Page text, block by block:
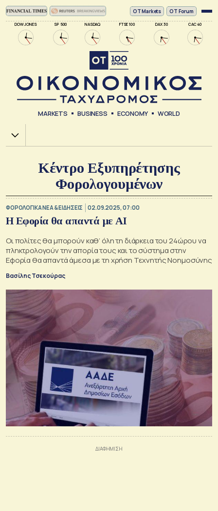
DOW JONES SP 500 NASDAQ FTSE 100 DAX 30 CAC 40
ΟΤ Markets OT Forum
MARKETS BUSINESS ECONOMY WORLD
Χ.Α.
Κέντρο Εξυπηρέτησης
Φορολογουμένων
ΦΟΡΟΛΟΓΙΚΑ ΝΕΑ & EΙΔΗΣΕΙΣ 02.09.2025, 07:00
Η Εφορία θα απαντά με ΑΙ
Οι πολίτες θα μπορούν καθ’ όλη τη διάρκεια του 24ώρου να
πληκτρολογούν την απορία τους και το σύστημα στην
Εφορία θα απαντά άμεσα με τη χρήση Τεχνητής Νοημοσύνης
Βασίλης Τσεκούρας